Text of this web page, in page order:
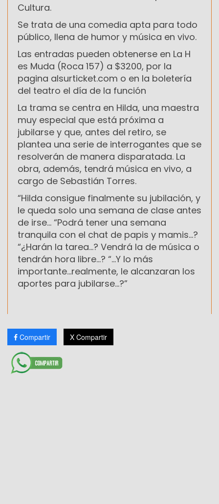
Cultura.
Se trata de una comedia apta para todo
público, llena de humor y música en vivo.
Las entradas pueden obtenerse en La H
es Muda (Roca 157) a $3200, por la
pagina alsurticket.com o en la boletería
del teatro el día de la función
La trama se centra en Hilda, una maestra
muy especial que está próxima a
jubilarse y que, antes del retiro, se
plantea una serie de interrogantes que se
resolverán de manera disparatada. La
obra, además, tendrá música en vivo, a
cargo de Sebastián Torres.
“Hilda consigue finalmente su jubilación, y
le queda solo una semana de clase antes
de irse… “Podrá tener una semana
tranquila con el chat de papis y mamis…?
“¿Harán la tarea…? Vendrá la de música o
tendrán hora libre…? “…Y lo más
importante…realmente, le alcanzaran los
aportes para jubilarse…?”
Compartir X Compartir